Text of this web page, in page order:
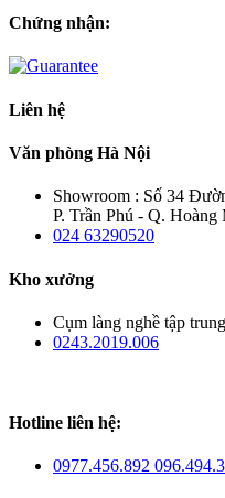
Chứng nhận:
Liên hệ
Văn phòng Hà Nội
Showroom : Số 34
P. Trần Phú - Q.
024 63290520
Kho xưởng
Cụm làng nghề tập
0243.2019.006
Hotline liên hệ:
0977.456.892